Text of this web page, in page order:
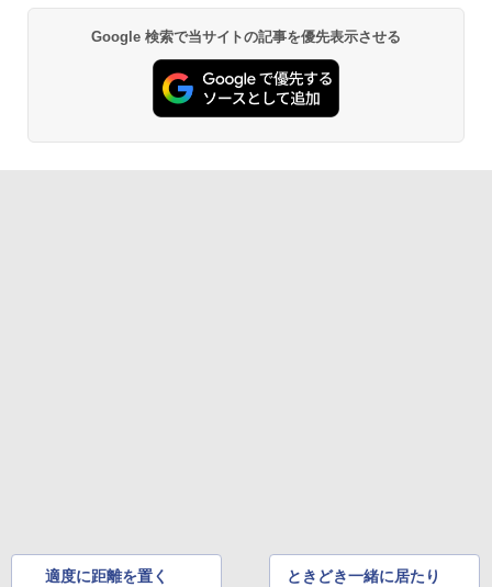
Google 検索で当サイトの記事を優先表示させる
適度に距離を置く
ときどき一緒に居たり